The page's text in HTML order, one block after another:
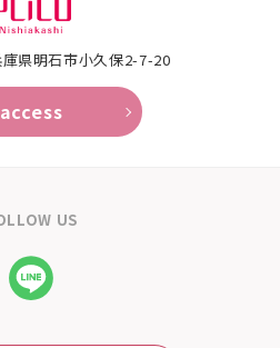
県明石市小久保2-7-20
access
US